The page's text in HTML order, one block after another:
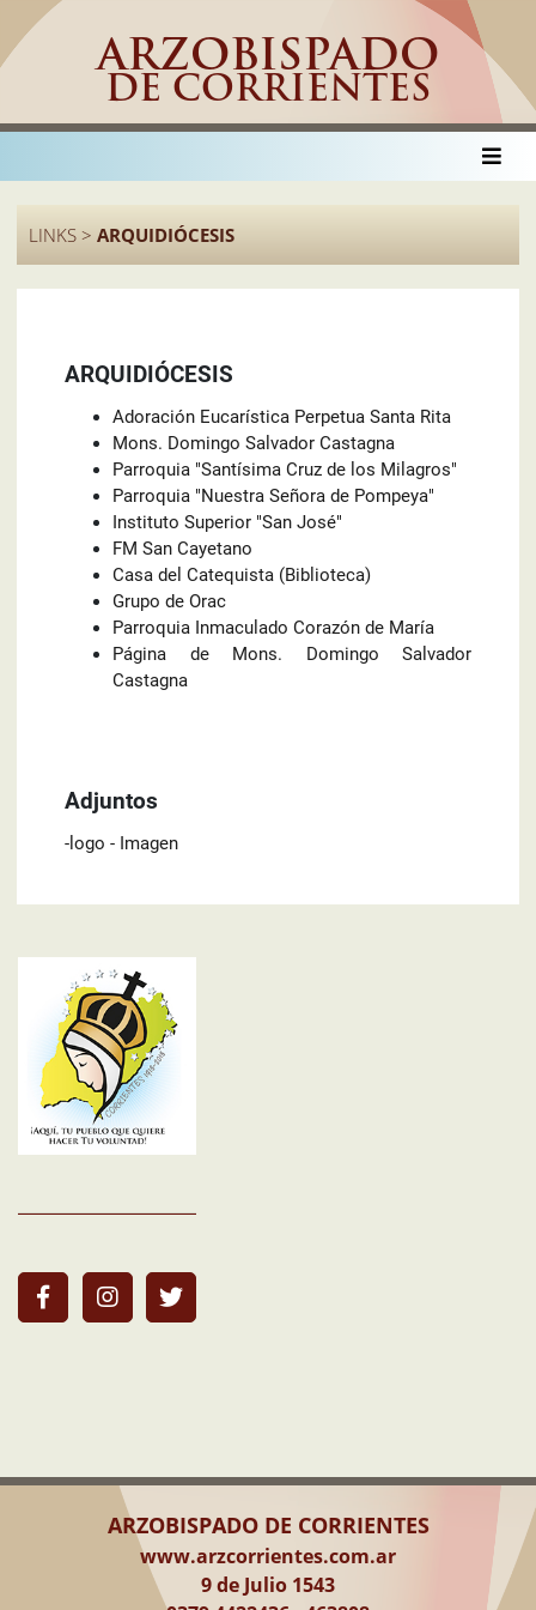
ARZOBISPADO
DE CORRIENTES
LINKS > ARQUIDIÓCESIS
ARQUIDIÓCESIS
Adoración Eucarística Perpetua Santa Rita
Mons. Domingo Salvador Castagna
Parroquia "Santísima Cruz de los Milagros"
Parroquia "Nuestra Señora de Pompeya"
Instituto Superior "San José"
FM San Cayetano
Casa del Catequista (Biblioteca)
Grupo de Orac
Parroquia Inmaculado Corazón de María
Página de Mons. Domingo Salvador
Castagna
Adjuntos
-logo - Imagen
ARZOBISPADO DE CORRIENTES
www.arzcorrientes.com.ar
9 de Julio 1543